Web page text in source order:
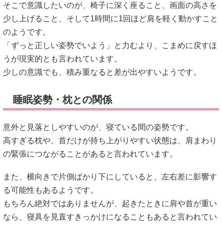
そこで意識したいのが、椅子に深く座ること、画面の高さを
少し上げること、そして1時間に1回ほど肩を軽く動かすこと
のようです。
「ずっと正しい姿勢でいよう」と力むより、こまめに戻すほ
うが現実的とも言われています。
少しの意識でも、積み重なると差が出やすいようです。
睡眠姿勢・枕との関係
意外と見落としやすいのが、寝ている間の姿勢です。
高すぎる枕や、首だけが持ち上がりやすい状態は、肩まわり
の緊張につながることがあると言われています。
また、横向きで片側ばかり下にしていると、左右差に影響す
る可能性もあるようです。
もちろん絶対ではありませんが、起きたときに肩や首が重い
なら、寝具を見直すきっかけになることもあると言われてい